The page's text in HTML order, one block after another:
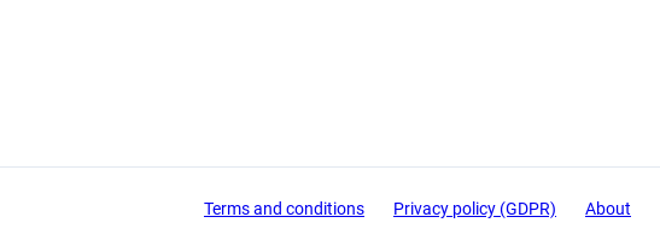
Terms and conditions Privacy policy (GDPR) About